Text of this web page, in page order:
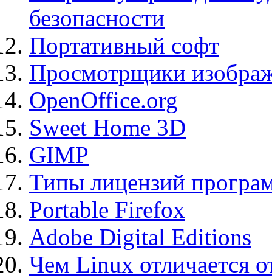
безопасности
Портативный софт
Просмотрщики
OpenOffice.org
Sweet Home 3D
GIMP
Типы лицензий
Portable Firefox
Adobe Digital Editions
Чем Linux отличается